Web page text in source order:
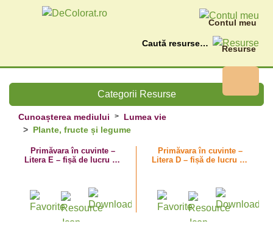
Contul meu
Resurse
Caută
Categorii Resurse
Cunoașterea mediului
Lumea vie
Plante, fructe și legume
Primăvara în cuvinte –
Litera E – fișă de lucru cu
Primăvara în cuvinte –
Litera D – fișă de lucru cu